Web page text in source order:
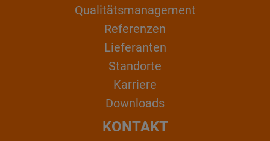
Qualitätsmanagement
Referenzen
Lieferanten
Standorte
Karriere
Downloads
KONTAKT